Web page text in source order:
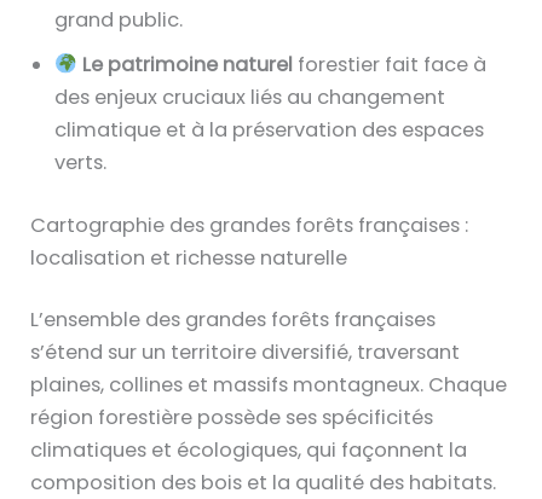
grand public.
Le patrimoine naturelforestier fait face à
des enjeux cruciaux liés au changement
climatique et à la préservation des espaces
verts.
Cartographie des grandes forêts françaises :
localisation et richesse naturelle
L’ensemble des grandes forêts françaises
s’étend sur un territoire diversifié, traversant
plaines, collines et massifs montagneux. Chaque
région forestière possède ses spécificités
climatiques et écologiques, qui façonnent la
composition des bois et la qualité des habitats.